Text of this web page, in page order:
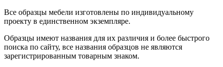
Все образцы мебели изготовлены по индивидуальному
проекту в единственном экземпляре.
Образцы имеют названия для их различия и более быстрого
поиска по сайту, все названия образцов не являются
зарегистрированным товарным знаком.